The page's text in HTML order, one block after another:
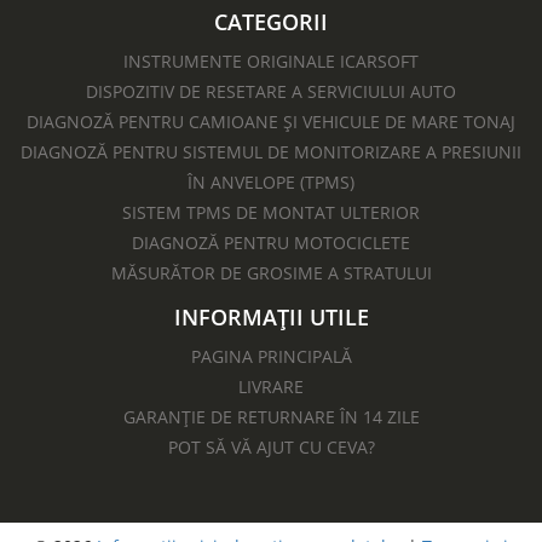
CATEGORII
INSTRUMENTE ORIGINALE ICARSOFT
DISPOZITIV DE RESETARE A SERVICIULUI AUTO
DIAGNOZĂ PENTRU CAMIOANE ȘI VEHICULE DE MARE TONAJ
DIAGNOZĂ PENTRU SISTEMUL DE MONITORIZARE A PRESIUNII
ÎN ANVELOPE (TPMS)
SISTEM TPMS DE MONTAT ULTERIOR
DIAGNOZĂ PENTRU MOTOCICLETE​
MĂSURĂTOR DE GROSIME A STRATULUI
INFORMAȚII UTILE
PAGINA PRINCIPALĂ
LIVRARE
GARANȚIE DE RETURNARE ÎN 14 ZILE
POT SĂ VĂ AJUT CU CEVA?